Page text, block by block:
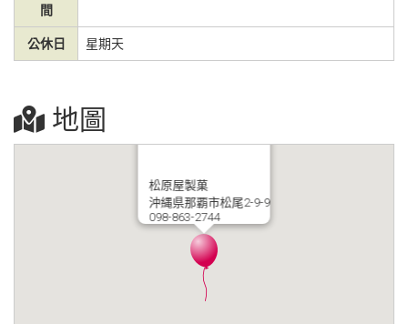
間
公休日 星期天
地圖
松原屋製菓
沖縄県那覇市松尾2-9-9
098-863-2744